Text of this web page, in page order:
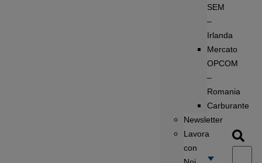
SEM
–
Irlanda
Mercato
OPCOM
–
Romania
Carburante
Newsletter
Lavora
con